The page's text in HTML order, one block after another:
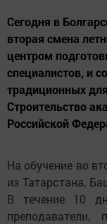
Сегодня в
вторая смена
центром
специалистов, и
традиционных
Строительство
Российской
На обучение во
из Татарстана,
В течение 10